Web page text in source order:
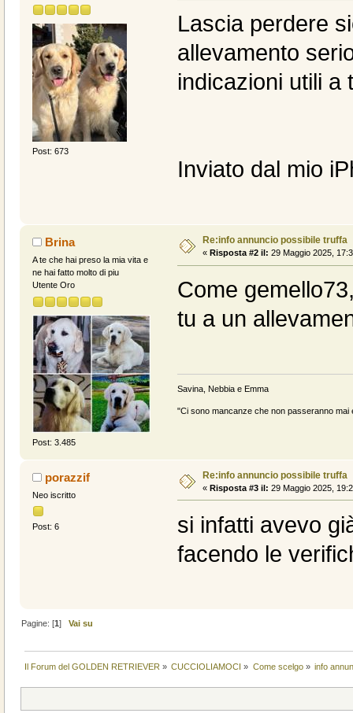
Post: 673
Lascia perdere
allevamento
indicazioni utili a
Inviato dal mio
Brina
A te che hai preso la mia vita e
ne hai fatto molto di piu
Utente Oro
Post: 3.485
Re:info annuncio possibile truffa
« Risposta #2 il: 29 Maggio 2025,
Come
tu a un
Savina, Nebbia e Emma
"Ci sono mancanze che non passeranno
porazzif
Neo iscritto
Post: 6
Re:info annuncio possibile truffa
« Risposta #3 il: 29 Maggio 2025,
si infatti avevo
facendo le
Pagine: [1]Vai su
Il Forum del GOLDEN RETRIEVER » CUCCIOLIAMOCI » Come scelgo» info